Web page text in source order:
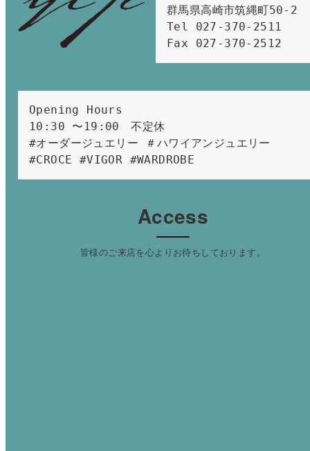
群馬県高崎市筑縄町50-2
Tel 027-370-2511
Fax 027-370-2512
Opening Hours
10:30 〜19:00　不定休
#オーダージュエリー ＃ハワイアンジュエリー
#CROCE #VIGOR #WARDROBE
Access
皆様のご来店を心よりお待ちしております。